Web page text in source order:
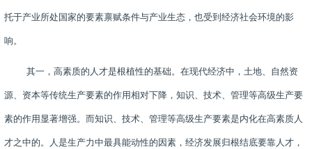
托于产业所处国家的要素禀赋条件与产业生态，也受到经济社会环境的影
响。
其一，高素质的人才是根植性的基础。在现代经济中，土地、自然资
源、资本等传统生产要素的作用相对下降，知识、技术、管理等高级生产要
素的作用显著增强。而知识、技术、管理等高级生产要素是内化在高素质人
才之中的。人是生产力中最具能动性的因素，经济发展归根结底要靠人才，